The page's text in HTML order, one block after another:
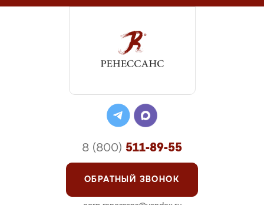
8 (800) 511-89-55
ОБРАТНЫЙ ЗВОНОК